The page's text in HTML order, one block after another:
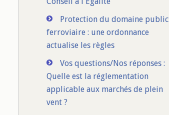
Protection du domaine public
ferroviaire : une ordonnance
actualise les règles
Vos questions/Nos réponses :
Quelle est la réglementation
applicable aux marchés de plein
vent ?